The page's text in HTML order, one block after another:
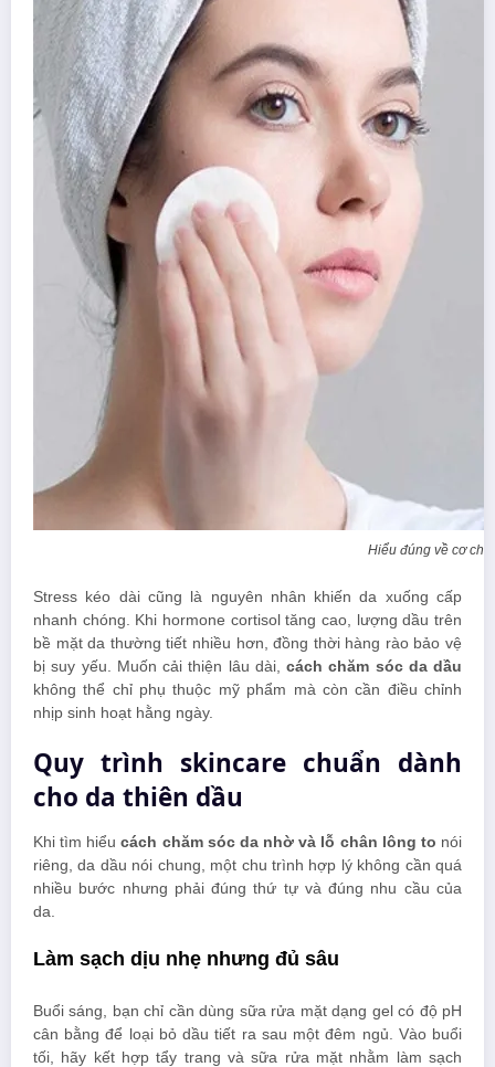
Hiểu đúng về cơ
Stress kéo dài cũng là nguyên nhân khiến da xuống cấp
nhanh chóng. Khi hormone cortisol tăng cao, lượng dầu trên
bề mặt da thường tiết nhiều hơn, đồng thời hàng rào bảo vệ
bị suy yếu. Muốn cải thiện lâu dài, cách chăm sóc da dầu
không thể chỉ phụ thuộc mỹ phẩm mà còn cần điều chỉnh
nhịp sinh hoạt hằng ngày.
Quy trình skincare chuẩn dành
cho da thiên dầu
Khi tìm hiểucách chăm sóc da nhờ và lỗ chân lông to nói
riêng, da dầu nói chung, một chu trình hợp lý không cần quá
nhiều bước nhưng phải đúng thứ tự và đúng nhu cầu của
da.
Làm sạch dịu nhẹ nhưng đủ sâu
Buổi sáng, bạn chỉ cần dùng sữa rửa mặt dạng gel có độ pH
cân bằng để loại bỏ dầu tiết ra sau một đêm ngủ. Vào buổi
tối, hãy kết hợp tẩy trang và sữa rửa mặt nhằm làm sạch